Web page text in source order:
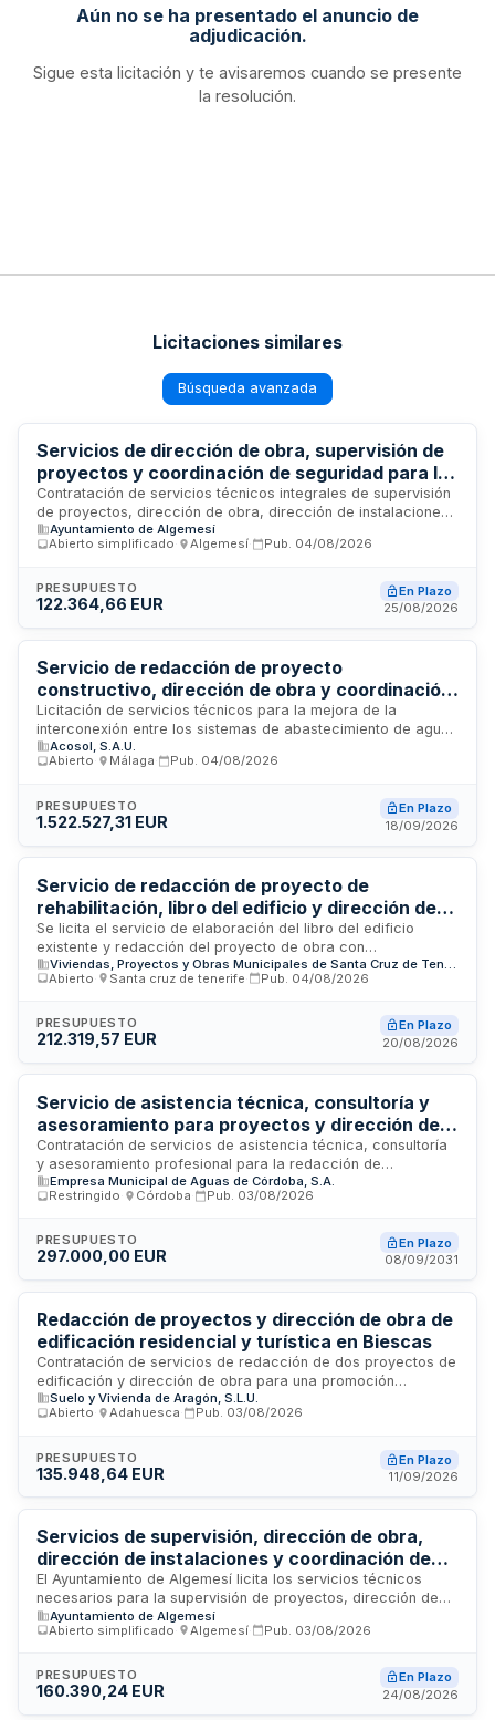
Aún no se ha presentado el anuncio de
adjudicación.
Sigue esta licitación y te avisaremos cuando se presente
la resolución.
Licitaciones similares
Búsqueda avanzada
Servicios de dirección de obra, supervisión de
proyectos y coordinación de seguridad para la
reconstrucción de dos equipamientos
municipales en Algemesí
Contratación de servicios técnicos integrales de supervisión
de proyectos, dirección de obra, dirección de instalaciones,
dirección de ejecución material y coordinación de seguridad
y salud para la reconstrucción de dos edificios municipales:
biblioteca del Raval, en Algemesí. El contrato engloba un
único servicio de asistencia técnica para ambos proyectos
incluyendo supervisión de trabajos de demolición, dirección
arquitectónica, dirección de instalaciones por técnico
competente, dirección de ejecución por arquitecto técnico,
coordinación de seguridad laboral, seguimiento de control
de calidad y gestión de residuos.
Ayuntamiento de Algemesí
Abierto simplificado
Algemesí Pub. 04/08/2026
PRESUPUESTO
122.364,66 EUR
En Plazo
25/08/2026
Servicio de redacción de proyecto
constructivo, dirección de obra y coordinación
de seguridad y salud para interconexión de
sistemas de agua entre Campo de Gibraltar y
Costa del Sol - ACOSOL
Licitación de servicios técnicos para la mejora de la
interconexión entre los sistemas de abastecimiento de agua
Campo de Gibraltar y Costa del Sol, en el tramo Marbella-
Fuengirola de Málaga, Fase 1. El contrato incluye la
la coordinación de seguridad y salud durante la ejecución. La
contratación se realiza por lotes independientes, permitiendo
gestión de proyectos presenten ofertas adaptadas a sus
capacidades técnicas particulares.
Acosol, S.A.U.
Abierto
Málaga Pub. 04/08/2026
PRESUPUESTO
1.522.527,31 EUR
En Plazo
18/09/2026
Servicio de redacción de proyecto de
rehabilitación, libro del edificio y dirección de
obras para seis bloques de viviendas en Santa
Cruz de Tenerife
Se licita el servicio de elaboración del libro del edificio
existente y redacción del proyecto de obra con
subproyectos correspondientes, así como la dirección de
obra y coordinación de seguridad y salud para la
viviendas ubicados en los bloques A1, A2, A3, A4, A5 y A6
del grupo Juan XXIII, integrados en el área de regeneración y
contratación conjunta de redacción de proyectos y dirección
de obra se justifica por la necesidad de asegurar la
coordinación y continuidad entre la fase de redacción y
ejecución de la obra.
Abierto
Santa cruz de tenerife Pub. 04/08/2026
PRESUPUESTO
212.319,57 EUR
En Plazo
20/08/2026
Servicio de asistencia técnica, consultoría y
asesoramiento para proyectos y dirección de
obras de EMACSA
Contratación de servicios de asistencia técnica, consultoría
y asesoramiento profesional para la redacción de
proyectos, dirección de obras y seguimiento técnico de
servicios por parte de EMACSA. Se establece un sistema
a profesionales y empresas que acrediten solvencia
económica, financiera y técnica mediante experiencia
mediante procedimiento restringido ordinario.
Empresa Municipal de Aguas de Córdoba, S.A.
Restringido
Córdoba Pub. 03/08/2026
PRESUPUESTO
297.000,00 EUR
En Plazo
08/09/2031
Redacción de proyectos y dirección de obra de
edificación residencial y turística en Biescas
Contratación de servicios de redacción de dos proyectos de
edificación y dirección de obra para una promoción
residencial con alojamiento turístico en Biescas. Los trabajos
incluyen la elaboración de proyectos básicos y de ejecución,
residuos y seguridad y salud en obra. El adjudicatario deberá
coordinar con el Ayuntamiento para la licencia urbanística y
Suelo y Vivienda de Aragón, S.L.U.
Abierto
Adahuesca Pub. 03/08/2026
PRESUPUESTO
135.948,64 EUR
En Plazo
11/09/2026
Servicios de supervisión, dirección de obra,
dirección de instalaciones y coordinación de
seguridad y salud para la reconstrucción de
viales y zonas verdes en Algemesí tras la Dana
2024
El Ayuntamiento de Algemesí licita los servicios técnicos
necesarios para la supervisión de proyectos, dirección de
obra, dirección de la ejecución material, dirección de
instalaciones y coordinación de seguridad y salud en la
verdes del barrio del Raval, afectadas por la Dana de 2024.
Los trabajos incluyen la asistencia técnica completa durante
Ayuntamiento de Algemesí
Abierto simplificado
Algemesí Pub. 03/08/2026
PRESUPUESTO
160.390,24 EUR
En Plazo
24/08/2026